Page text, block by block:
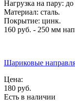
Нагрузка на пару: до
Материал: сталь.
Покрытие: цинк.
160 руб. - 250 мм
Шариковые
Цена:
180 руб.
Есть в наличии